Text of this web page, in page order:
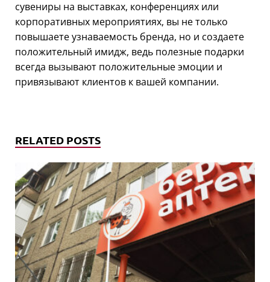
сувениры на выставках, конференциях или
корпоративных мероприятиях, вы не только
повышаете узнаваемость бренда, но и создаете
положительный имидж, ведь полезные подарки
всегда вызывают положительные эмоции и
привязывают клиентов к вашей компании.
RELATED POSTS